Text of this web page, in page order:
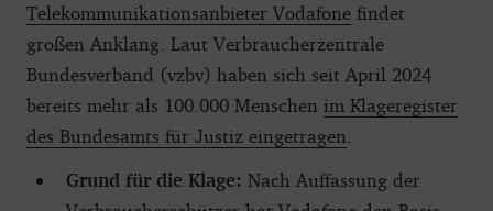
Telekommunikationsanbieter Vodafone findet
großen Anklang. Laut Verbraucherzentrale
Bundesverband (vzbv) haben sich seit April 2024
bereits mehr als 100.000 Menschen im Klageregister
des Bundesamts für Justiz eingetragen.
Grund für die Klage: Nach Auffassung der